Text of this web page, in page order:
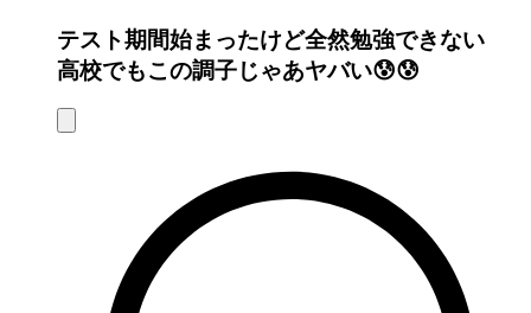
テスト期間始まったけど全然勉強できない
高校でもこの調子じゃあヤバい😰😰